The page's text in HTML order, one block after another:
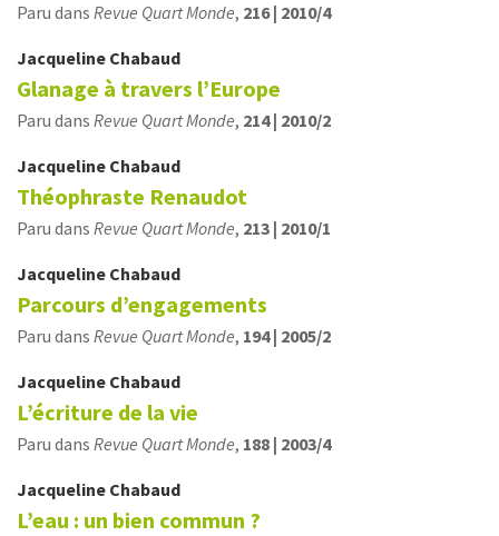
Paru dans Revue Quart Monde, 216 | 2010/4
Jacqueline Chabaud
Glanage à travers l’Europe
Paru dans Revue Quart Monde, 214 | 2010/2
Jacqueline Chabaud
Théophraste Renaudot
Paru dans Revue Quart Monde, 213 | 2010/1
Jacqueline Chabaud
Parcours d’engagements
Paru dans Revue Quart Monde, 194 | 2005/2
Jacqueline Chabaud
L’écriture de la vie
Paru dans Revue Quart Monde, 188 | 2003/4
Jacqueline Chabaud
L’eau : un bien commun ?